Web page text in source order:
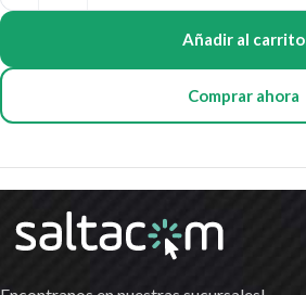
Añadir al carrito
Comprar ahora